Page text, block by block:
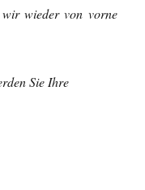
wir wieder von vorne
Sie Ihre